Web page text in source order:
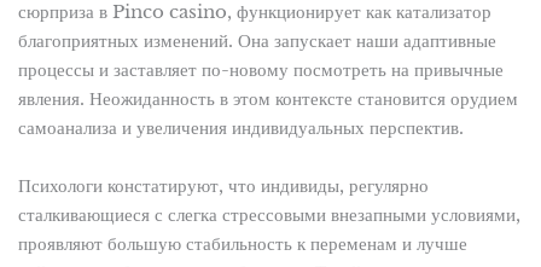
сюрприза в Pinco casino, функционирует как катализатор
благоприятных изменений. Она запускает наши адаптивные
процессы и заставляет по-новому посмотреть на привычные
явления. Неожиданность в этом контексте становится орудием
самоанализа и увеличения индивидуальных перспектив.
Психологи констатируют, что индивиды, регулярно
сталкивающиеся с слегка стрессовыми внезапными условиями,
проявляют большую стабильность к переменам и лучше